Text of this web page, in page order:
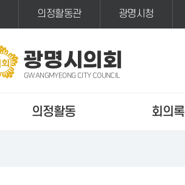
의정활동관 광명시청
광명시의회
GWANGMYEONG CITY COUNCIL
의정활동 회의록